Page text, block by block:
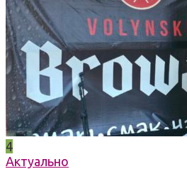
4
Актуально